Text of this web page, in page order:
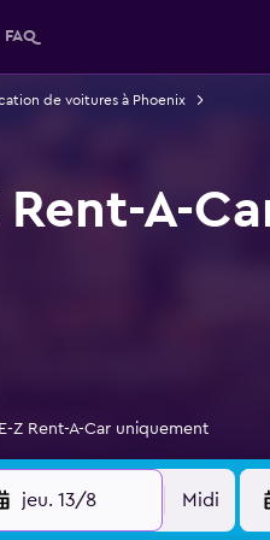
FAQ
de voitures à Phoenix
A-
E-Z Rent-A-Car uniquement
jeu. 13/8 Midi